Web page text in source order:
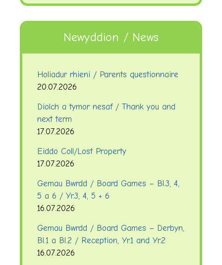
Newyddion / News
Holiadur rhieni / Parents questionnaire
20.07.2026
Diolch a tymor nesaf / Thank you and
next term
17.07.2026
Eiddo Coll/Lost Property
17.07.2026
Gemau Bwrdd / Board Games – Bl.3, 4,
5 a 6 / Yr.3, 4, 5 + 6
16.07.2026
Gemau Bwrdd / Board Games – Derbyn,
Bl.1 a Bl.2 / Reception, Yr.1 and Yr.2
16.07.2026